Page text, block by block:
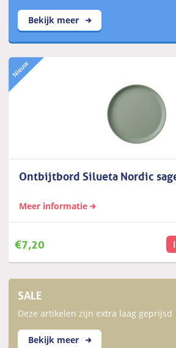
Bekijk meer
Ontbijtbord Silueta Nordic
Meer informatie
€7,20
SALE
Deze artikelen zijn extra laag geprijsd
Bekijk meer